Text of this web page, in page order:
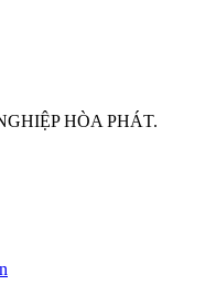
HÒA PHÁT.